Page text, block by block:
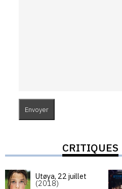
CRITIQUES
Utøya, 22 juillet
(2018)